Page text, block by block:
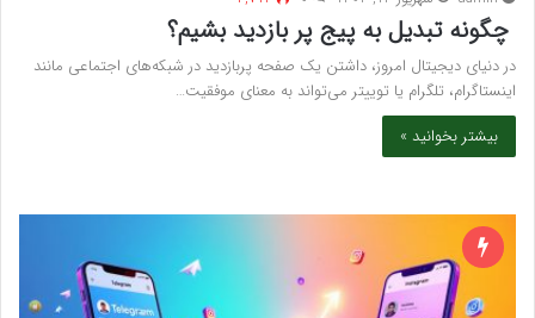
چگونه تبدیل به پیج پر بازدید بشیم؟
در دنیای دیجیتال امروز، داشتن یک صفحه پربازدید در شبکه‌های اجتماعی مانند
اینستاگرام، تلگرام یا توییتر می‌تواند به معنای موفقیت…
بیشتر بخوانید »